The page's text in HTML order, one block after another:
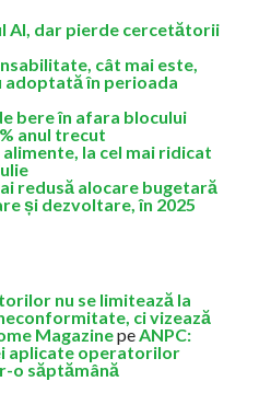
AI, dar pierde cercetătorii
cât mai este,
adoptată în perioada
bere în afara blocului
anul trecut
la cel mai ridicat
redusă alocare bugetară
și dezvoltare, în 2025
nu se limitează la
ci vizează
MagazinepeANPC:
aplicate operatorilor
o săptămână